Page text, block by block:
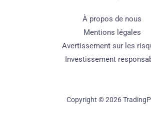
À propos de nous
Mentions légales
Avertissement sur les
Investissement
Copyright © 2026